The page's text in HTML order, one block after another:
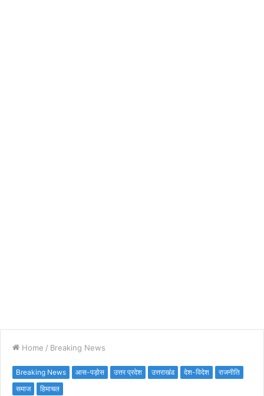
Home / Breaking News
Breaking News आस-पड़ोस उत्तर प्रदेश उत्तराखंड देश-विदेश
राजनीति
समाज
हिमाचल